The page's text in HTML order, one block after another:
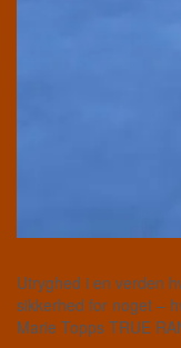
Utryghed i en verden
sikkerhed for noget –
Marie Topps TRUE